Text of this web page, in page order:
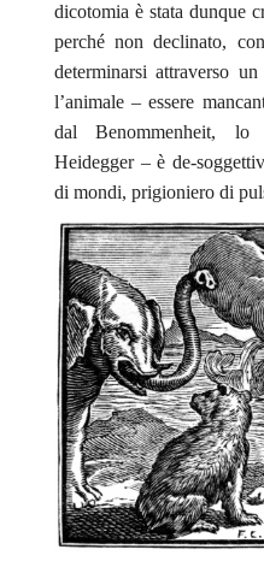
dicotomia è stata dunque
perché non declinato,
determinarsi attraverso
l’animale – essere
dalBenommenheit, lo
Heidegger – è de-
di mondi, prigioniero di